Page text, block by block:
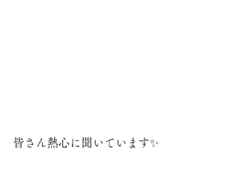
皆さん熱心に聞いています✨